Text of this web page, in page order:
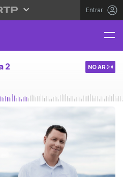
Entrar
2 NO AR